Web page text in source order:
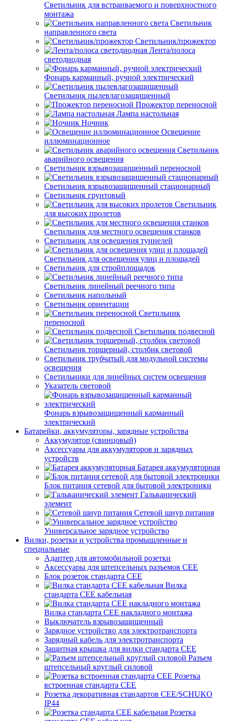
Светильник для встраиваемого и поверхностного
монтажа
Светильник
направленного света
Светильник/прожектор
Лента/полоса
светодиодная
Фонарь карманный, ручной электрический
Светильник пылевлагозащищенный
Прожектор переносной
Лампа настольная
Ночник
Освещение
иллюминационное
Светильник
аварийного освещения
Светильник взрывозащищенный переносной
Светильник взрывозащищенный стационарный
Светильник грунтовый
Светильник
для высоких пролетов
Светильник для местного освещения станков
Светильник для освещения туннелей
Светильник для освещения улиц и площадей
Светильник для стройплощадок
Светильник линейный реечного типа
Светильник напольный
Светильник ориентации
Светильник
переносной
Светильник подвесной
Светильник торшерный, столбик световой
Светильник трубчатый для модульной системы
освещения
Светильники для линейных систем освещения
Указатель световой
Фонарь взрывозащищенный карманный
электрический
Батарейки, аккумуляторы, зарядные устройства
Аккумулятор (свинцовый)
Аксессуары для аккумуляторов и зарядных
устройств
Батарея аккумуляторная
Блок питания сетевой для бытовой электроники
Гальванический
элемент
Сетевой шнур питания
Универсальное зарядное устройство
Вилки, розетки и устройства промышленные и
специальные
Адаптер для автомобильной розетки
Аксессуары для штепсельных разъемов CEE
Блок розеток стандарта CEE
Вилка
стандарта CEE кабельная
Вилка стандарта CEE накладного монтажа
Выключатель взрывозащищенный
Зарядное устройство для электротранспорта
Зарядный кабель для электротранспорта
Защитная крышка для вилки стандарта CEE
Разъем
штепсельный круглый силовой
Розетка
встроенная стандарта CEE
Розетка декоративная стандартов CEE/SCHUKO
IP44
Розетка